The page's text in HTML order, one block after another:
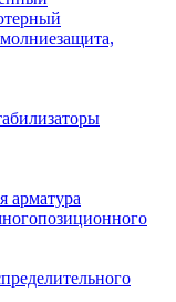
арматура